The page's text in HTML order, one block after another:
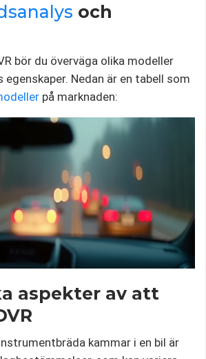
och
bör du överväga olika modeller
Nedan är en tabell som
på marknaden:
aspekter av att
kammar i en bil är